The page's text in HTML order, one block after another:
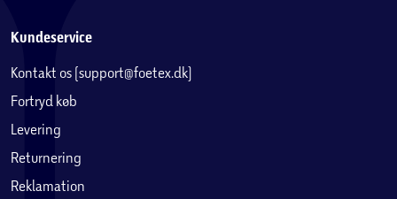
Kundeservice
Kontakt os (support@foetex.dk)
Fortryd køb
Levering
Returnering
Reklamation